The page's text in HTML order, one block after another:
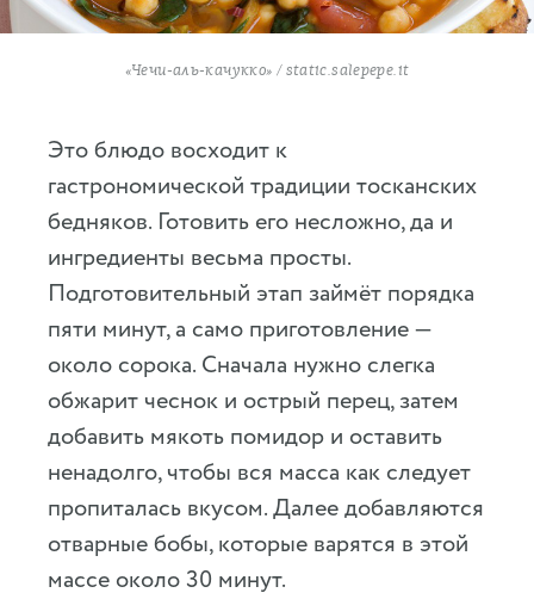
«Чечи-аль-качукко» / static.salepepe.it
Это блюдо восходит к
гастрономической традиции тосканских
бедняков. Готовить его несложно, да и
ингредиенты весьма просты.
Подготовительный этап займёт порядка
пяти минут, а само приготовление —
около сорока. Сначала нужно слегка
обжарит чеснок и острый перец, затем
добавить мякоть помидор и оставить
ненадолго, чтобы вся масса как следует
пропиталась вкусом. Далее добавляются
отварные бобы, которые варятся в этой
массе около 30 минут.